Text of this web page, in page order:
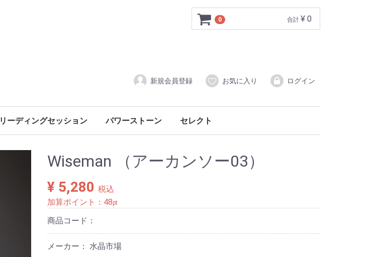
0 合計 ¥ 0
新規会員登録 お気に入り ログイン
リーディングセッション パワーストーン セレクト
Wiseman （アーカンソー03）
¥ 5,280 税込
加算ポイント： 48pt
商品コード：
メーカー： 水晶市場